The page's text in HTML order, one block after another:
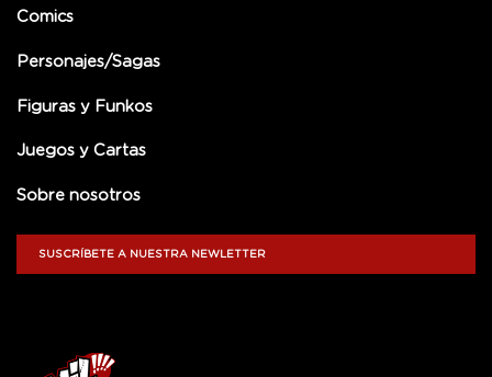
Comics
Personajes/Sagas
Figuras y Funkos
Juegos y Cartas
Sobre nosotros
SUSCRÍBETE A NUESTRA NEWLETTER